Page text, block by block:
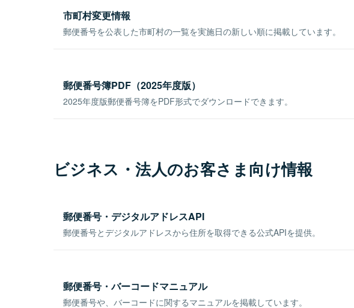
市町村変更情報
郵便番号を公表した市町村の一覧を実施日の新しい順に掲載しています。
郵便番号簿PDF（2025年度版）
2025年度版郵便番号簿をPDF形式でダウンロードできます。
ビジネス・法人のお客さま向け情報
郵便番号・デジタルアドレスAPI
郵便番号とデジタルアドレスから住所を取得できる公式APIを提供。
郵便番号・バーコードマニュアル
郵便番号や、バーコードに関するマニュアルを掲載しています。